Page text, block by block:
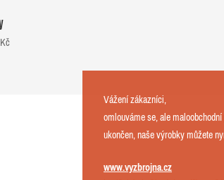
Vážení zákazníci,
omlouváme se, ale
ukončen, naše výrobky můžete
www.vyzbrojna.cz